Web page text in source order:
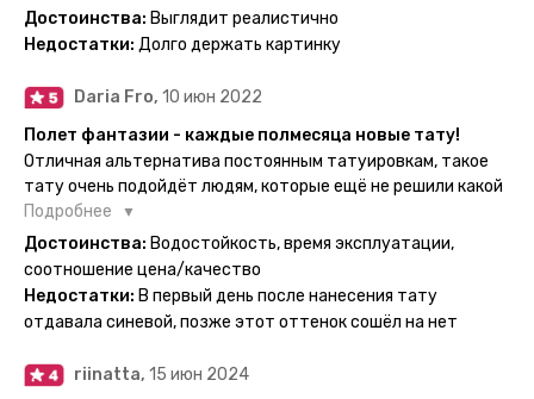
возможность. Муж смог сделать тату в нескольких местах
одной картинкой).
Достоинства: Выглядит реалистично
Недостатки: Долго держать картинку
Daria Fro, 10 июн 2022
Полет фантазии - каждые полмесяца новые тату!
Отличная альтернатива постоянным татуировкам, такое
тату очень подойдёт людям, которые ещё не решили какой
эскиз им подойдёт на всю жизнь - продукт еверинк
держится на теле до 2 недель - после нанесения не нужно
бояться мочить такие тату, вода их так просто не смоет. К
рисункам прикладывается инструкция, но я предпочла
другой способ нанесения - оставила наклейку на теле на
ночь, чтобы точно перестраховаться - на утро эффект
сразу же проявился. На неподвижных частях тела тату
носится дольше, поэтому нужно обдуманно выбирать куда
Подробнее
Достоинства: Водостойкость, время эксплуатации,
соотношение цена/качество
Недостатки: В первый день после нанесения тату
отдавала синевой, позже этот оттенок сошёл на нет
riinatta, 15 июн 2024